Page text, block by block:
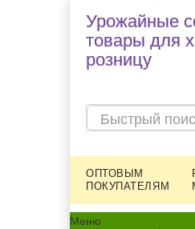
Урожайные
товары для
розницу
ОПТОВЫМ
ПОКУПАТЕЛЯМ
Меню